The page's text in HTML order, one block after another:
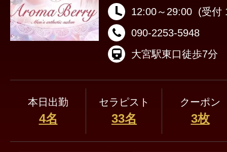
12:00～29:00 (受付
090-2253-5948
大宮駅東口徒歩7分
本日出勤
4名
セラピスト
33名
クーポン
3枚